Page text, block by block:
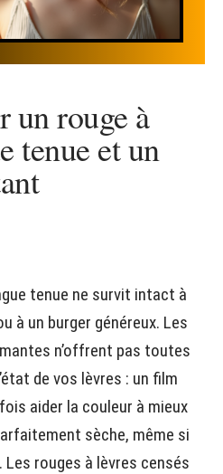
un rouge à
tenue et un
tenue ne survit intact à
à un burger généreux. Les
n’offrent pas toutes
de vos lèvres : un film
aider la couleur à mieux
sèche, même si
Les rouges à lèvres censés